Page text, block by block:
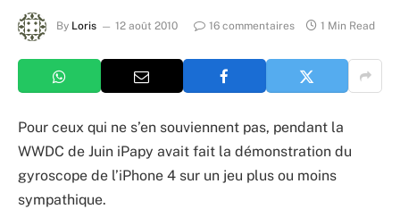
By Loris 12 août 2010 16 commentaires 1 Min Read
Pour ceux qui ne s’en souviennent pas, pendant la
WWDC de Juin iPapy avait fait la démonstration du
gyroscope de l’iPhone 4 sur un jeu plus ou moins
sympathique.